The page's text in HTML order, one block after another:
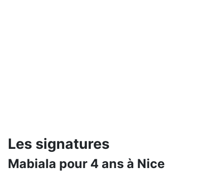
Les signatures
Mabiala pour 4 ans à Nice